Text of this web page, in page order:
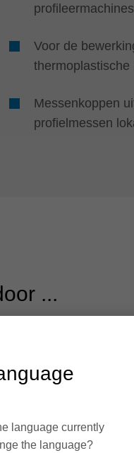
profileermachines
Voor de
Messenkoppen
profielmessen
...
language currently
the language?